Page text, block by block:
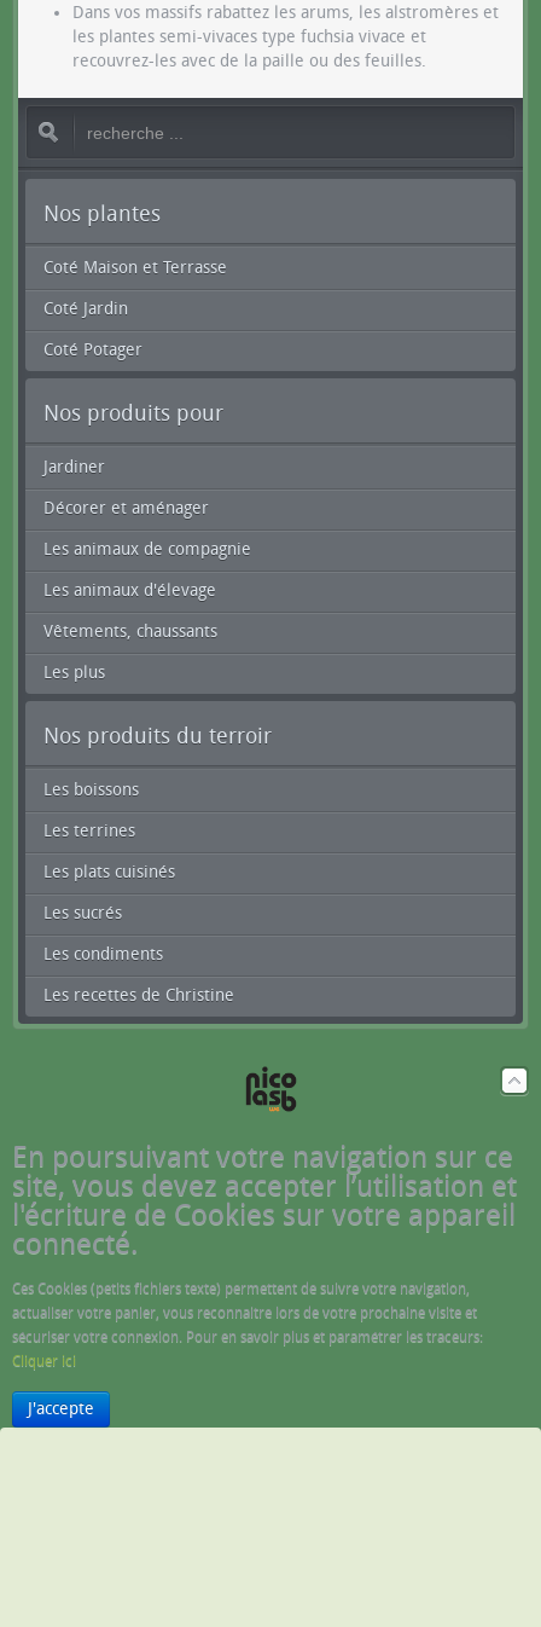
Dans vos massifs rabattez les arums, les alstromères et
les plantes semi-vivaces type fuchsia vivace et
recouvrez-les avec de la paille ou des feuilles.
Nos plantes
Coté Maison et Terrasse
Coté Jardin
Coté Potager
Nos produits pour
Jardiner
Décorer et aménager
Les animaux de compagnie
Les animaux d'élevage
Vêtements, chaussants
Les plus
Nos produits du terroir
Les boissons
Les terrines
Les plats cuisinés
Les sucrés
Les condiments
Les recettes de Christine
En poursuivant votre navigation sur ce
site, vous devez accepter l’utilisation et
l'écriture de Cookies sur votre appareil
connecté.
Ces Cookies (petits fichiers texte) permettent de suivre votre navigation,
actualiser votre panier, vous reconnaitre lors de votre prochaine visite et
sécuriser votre connexion. Pour en savoir plus et paramétrer les traceurs:
Cliquer ici
J'accepte